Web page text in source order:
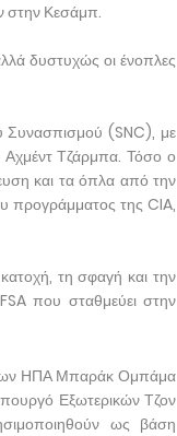
στην Κεσάμπ.
δυστυχώς οι ένοπλες
Συνασπισμού (SNC), με
Αχμέντ Τζάρμπα. Τόσο ο
και τα όπλα από την
προγράμματος της CIA,
τη σφαγή και την
που σταθμεύει στην
των ΗΠΑ Μπαράκ Ομπάμα
Εξωτερικών Τζον
ως βάση